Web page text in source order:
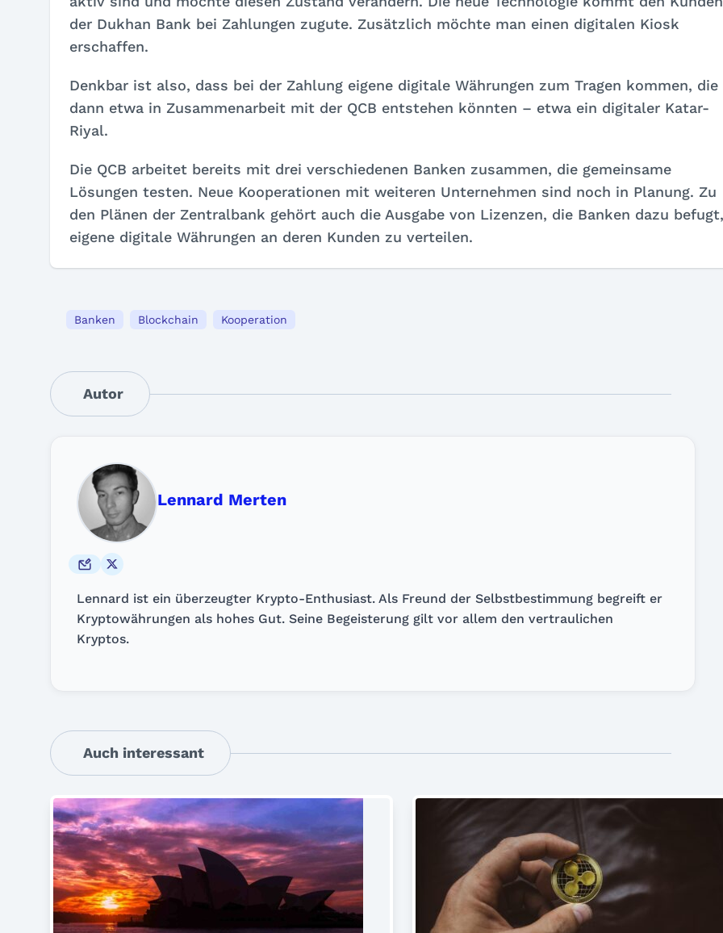
der Dukhan Bank bei Zahlungen zugute. Zusätzlich möchte man einen digitalen Kiosk
erschaffen.
Denkbar ist also, dass bei der Zahlung eigene digitale Währungen zum Tragen kommen, die
dann etwa in Zusammenarbeit mit der QCB entstehen könnten – etwa ein digitaler Katar-
Riyal.
Die QCB arbeitet bereits mit drei verschiedenen Banken zusammen, die gemeinsame
Lösungen testen. Neue Kooperationen mit weiteren Unternehmen sind noch in Planung. Zu
den Plänen der Zentralbank gehört auch die Ausgabe von Lizenzen, die Banken dazu befugt,
eigene digitale Währungen an deren Kunden zu verteilen.
Banken Blockchain Kooperation
Autor
Lennard Merten
Lennard ist ein überzeugter Krypto-Enthusiast. Als Freund der Selbstbestimmung begreift er
Kryptowährungen als hohes Gut. Seine Begeisterung gilt vor allem den vertraulichen
Kryptos.
Auch interessant